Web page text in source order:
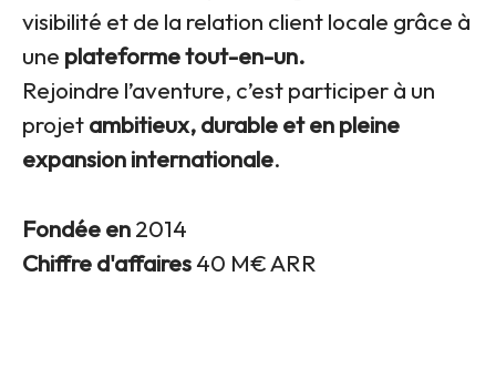
visibilité et de la relation client locale grâce à
une plateforme tout-en-un.
Rejoindre l’aventure, c’est participer à un
projetambitieux, durable et en pleine
expansion internationale.
Fondée en2014
Chiffre d'affaires40 M€ ARR